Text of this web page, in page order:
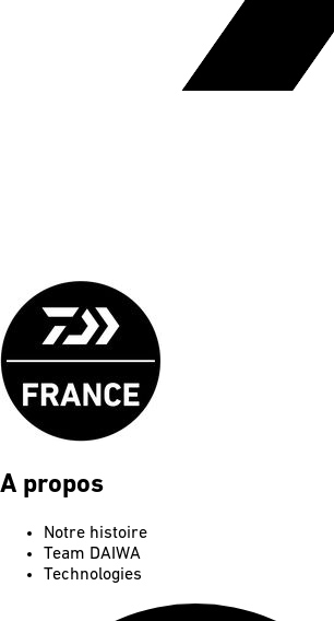
A propos
Notre histoire
Team DAIWA
Technologies